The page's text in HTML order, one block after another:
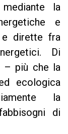
la
e
e dirette fra
Di
– più che la
ecologica
la
di